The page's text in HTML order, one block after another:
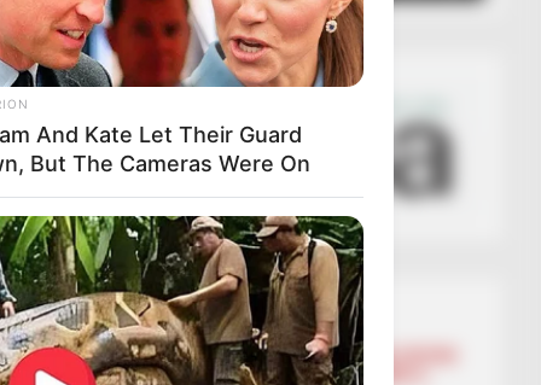
Lajmet më të lexuara
BALLINA BALLINA STATIKE
BOTA STATIKE
FUTBOLL BOTA LEGJIONARËT
And Kate Let Their Guard
But The Cameras Were On